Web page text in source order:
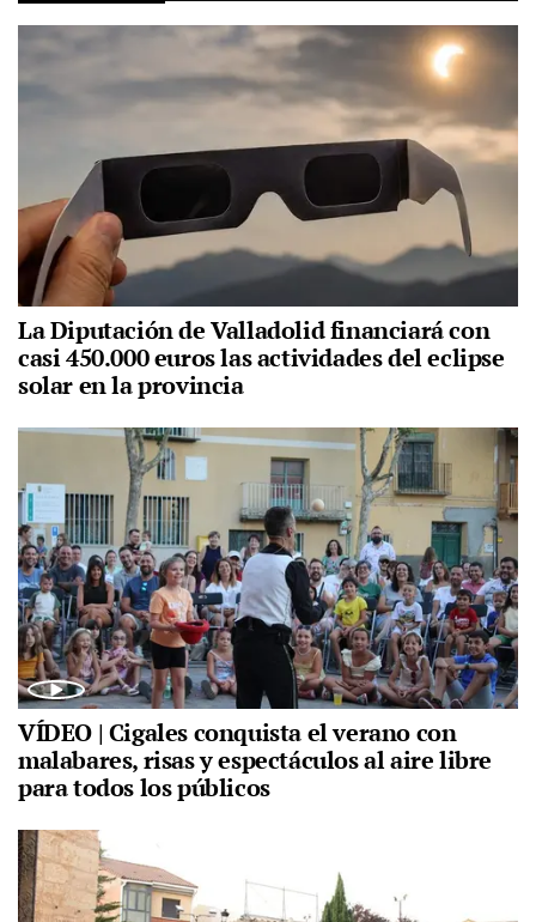
La Diputación de Valladolid financiará con
casi 450.000 euros las actividades del eclipse
solar en la provincia
VÍDEO | Cigales conquista el verano con
malabares, risas y espectáculos al aire libre
para todos los públicos